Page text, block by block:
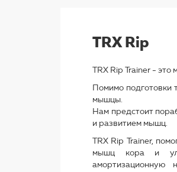
TRX Rip
TRX Rip Trainer -
Помимо подготовки
мышцы.
Нам предстоит
и развитием мышц.
TRX Rip Trainer,
мышц кора и